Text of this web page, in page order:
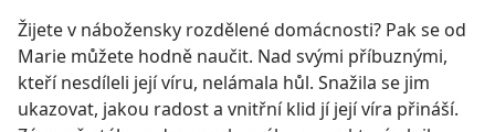
Žijete v nábožensky rozdělené domácnosti? Pak se od
Marie můžete hodně naučit. Nad svými příbuznými,
kteří nesdíleli její víru, nelámala hůl. Snažila se jim
ukazovat, jakou radost a vnitřní klid jí její víra přináší.